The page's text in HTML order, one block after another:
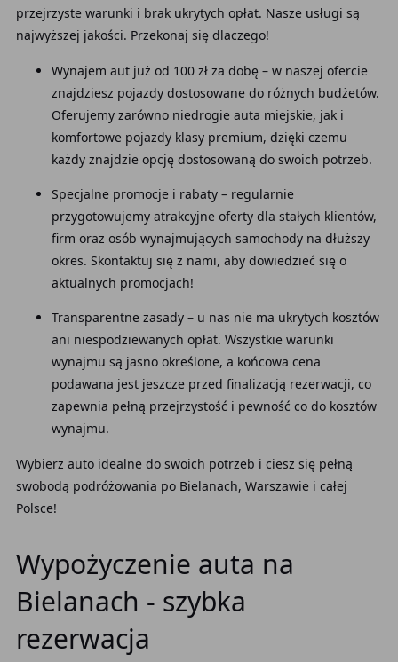
przejrzyste warunki i brak ukrytych opłat. Nasze usługi są
najwyższej jakości. Przekonaj się dlaczego!
Wynajem aut już od 100 zł za dobę – w naszej ofercie
znajdziesz pojazdy dostosowane do różnych budżetów.
Oferujemy zarówno niedrogie auta miejskie, jak i
komfortowe pojazdy klasy premium, dzięki czemu
każdy znajdzie opcję dostosowaną do swoich potrzeb.
Specjalne promocje i rabaty – regularnie
przygotowujemy atrakcyjne oferty dla stałych klientów,
firm oraz osób wynajmujących samochody na dłuższy
okres. Skontaktuj się z nami, aby dowiedzieć się o
aktualnych promocjach!
Transparentne zasady – u nas nie ma ukrytych kosztów
ani niespodziewanych opłat. Wszystkie warunki
wynajmu są jasno określone, a końcowa cena
podawana jest jeszcze przed finalizacją rezerwacji, co
zapewnia pełną przejrzystość i pewność co do kosztów
wynajmu.
Wybierz auto idealne do swoich potrzeb i ciesz się pełną
swobodą podróżowania po Bielanach, Warszawie i całej
Polsce!
Wypożyczenie auta na
Bielanach - szybka
rezerwacja